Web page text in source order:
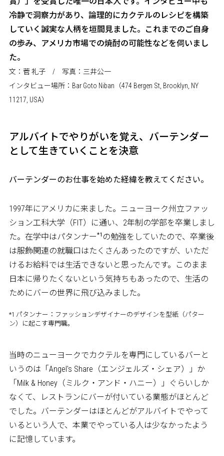
冷静で洞察力があり、論理的にカクテルのレシピを構築
していく誠実な人柄を垣間見ました。これまでのご自身
の歩み、アメリカ市場での焼酎の可能性などを伺いまし
た。
文：菅 礼子 / 写真：三井公一
インタビュー場所：Bar Goto Niban（474 Bergen St, Brooklyn, NY
11217, USA）
アルバイトでやりがいを覚え、バーテンダー
として生きていくことを決意
――バーテンダーのお仕事を始めた経緯を教えてください。
1997年にアメリカに来ました。ニューヨーク州立ファッ
ション工科大学（FIT）に通い、2年制の学部を卒業しまし
た。在学中はパタンナー*1 の勉強をしていたので、卒業後
は服飾関連の就職口はたくさんあったのですが、いただ
けるお給料では生活できないと思ったんです。このまま
日本に帰りたくないという気持ちもあったので、生活の
ためにバーの世界に飛び込みました。
*1 パタンナー：ファッションデザイナーのデザインを型紙（パター
ン）に起こす専門職。
当時のニューヨークでカクテルを専門にしているバーと
いうのは「Angel's Share（エンジェルズ・シェア）」か
「Milk & Honey（ミルク・アンド・ハニー）」ぐらいしか
なくて、レストランにバーが付いている業態がほとんど
でした。バーテンダーはほとんどがアルバイトでやって
いるという人で、本業でやっている人は少なかったよう
に記憶しています。